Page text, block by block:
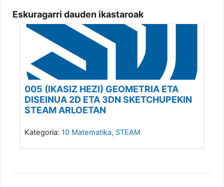
Eskuragarri dauden ikastaroak
005 (IKASIZ HEZI) GEOMETRIA ETA
DISEINUA 2D ETA 3DN SKETCHUPEKIN
STEAM ARLOETAN
Kategoria: 10 Matematika, STEAM